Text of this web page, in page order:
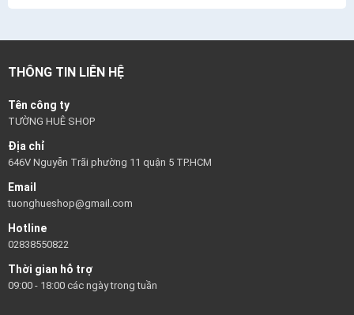
THÔNG TIN LIÊN HỆ
Tên công ty
TƯỜNG HUÊ SHOP
Địa chỉ
646V Nguyễn Trãi phường 11 quận 5 TP.HCM
Email
tuonghueshop@gmail.com
Hotline
02838550822
Thời gian hỗ trợ
09:00 - 18:00 các ngày trong tuần